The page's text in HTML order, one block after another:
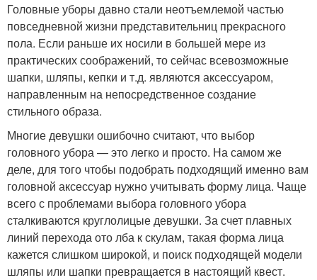
Головные уборы давно стали неотъемлемой частью
повседневной жизни представительниц прекрасного
пола. Если раньше их носили в большей мере из
практических соображений, то сейчас всевозможные
шапки, шляпы, кепки и т.д. являются аксессуаром,
направленным на непосредственное создание
стильного образа.
Многие девушки ошибочно считают, что выбор
головного убора — это легко и просто. На самом же
деле, для того чтобы подобрать подходящий именно вам
головной аксессуар нужно учитывать форму лица. Чаще
всего с проблемами выбора головного убора
сталкиваются круглолицые девушки. За счет плавных
линий перехода ото лба к скулам, такая форма лица
кажется слишком широкой, и поиск подходящей модели
шляпы или шапки превращается в настоящий квест.